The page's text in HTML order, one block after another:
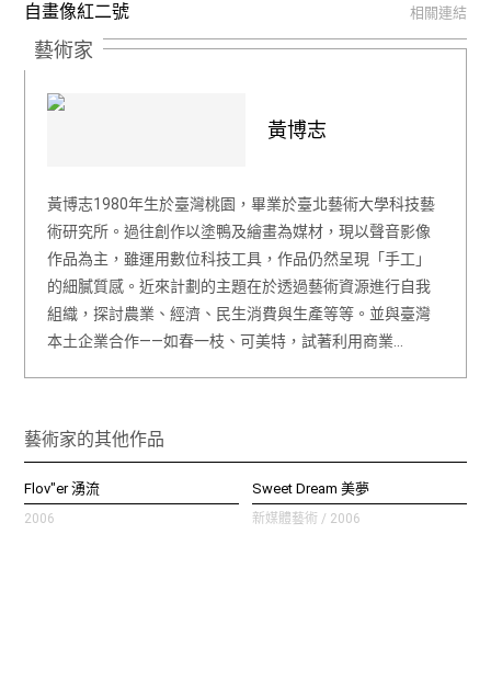
自畫像紅二號 相關連結
藝術家
黃博志
黃博志1980年生於臺灣桃園，畢業於臺北藝術大學科技藝
術研究所。過往創作以塗鴨及繪畫為媒材，現以聲音影像
作品為主，雖運用數位科技工具，作品仍然呈現「手工」
的細膩質感。近來計劃的主題在於透過藝術資源進行自我
組織，探討農業、經濟、民生消費與生產等等。並與臺灣
本土企業合作——如春一枝、可美特，試著利用商業…
藝術家的其他作品
Flov"er 湧流
2006
Sweet Dream 美夢
新媒體藝術 / 2006